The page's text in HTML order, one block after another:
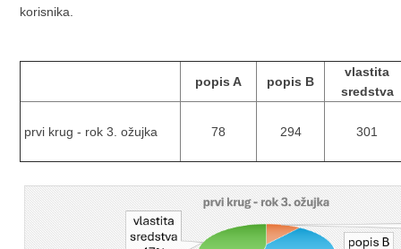
korisnika.
popis A popis B
vlastita
sredstva
prvi krug - rok 3. ožujka 78 294 301